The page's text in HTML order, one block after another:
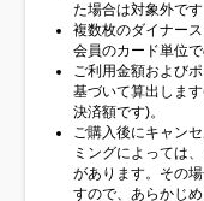
た場合は対象外です
複数枚のダイナー
会員のカード単位
ご利用金額および
基づいて算出しま
決済額です)。
ご購入後にキャン
ミングによっては
があります。その
すので、あらかじめ